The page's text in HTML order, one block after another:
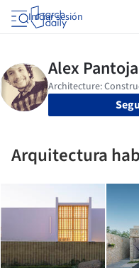
Iniciar sesión
Arquitectura